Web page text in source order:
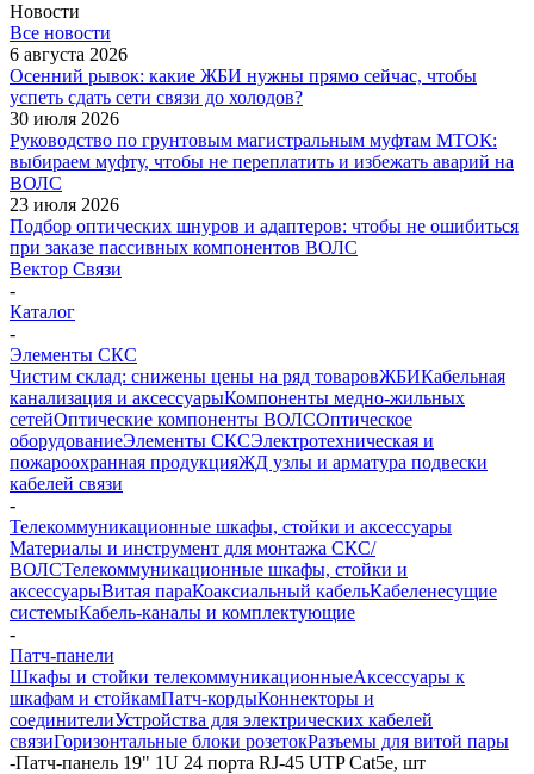
Новости
Все новости
6 августа 2026
Осенний рывок: какие ЖБИ нужны прямо сейчас, чтобы
успеть сдать сети связи до холодов?
30 июля 2026
Руководство по грунтовым магистральным муфтам МТОК:
выбираем муфту, чтобы не переплатить и избежать аварий на
ВОЛС
23 июля 2026
Подбор оптических шнуров и адаптеров: чтобы не ошибиться
при заказе пассивных компонентов ВОЛС
Вектор Связи
-
Каталог
-
Элементы СКС
Чистим склад: снижены цены на ряд товаровЖБИКабельная
канализация и аксессуарыКомпоненты медно-жильных
сетейОптические компоненты ВОЛСОптическое
оборудованиеЭлементы СКСЭлектротехническая и
пожароохранная продукцияЖД узлы и арматура подвески
кабелей связи
-
Телекоммуникационные шкафы, стойки и аксессуары
Материалы и инструмент для монтажа СКС/
ВОЛСТелекоммуникационные шкафы, стойки и
аксессуарыВитая параКоаксиальный кабельКабеленесущие
системыКабель-каналы и комплектующие
-
Патч-панели
Шкафы и стойки телекоммуникационныеАксессуары к
шкафам и стойкамПатч-кордыКоннекторы и
соединителиУстройства для электрических кабелей
связиГоризонтальные блоки розетокРазъемы для витой пары
-Патч-панель 19" 1U 24 порта RJ-45 UTP Cat5e, шт